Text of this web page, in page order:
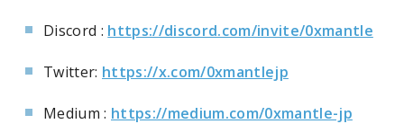
Discord : https://discord.com/invite/0xmantle
Twitter: https://x.com/0xmantlejp
Medium : https://medium.com/0xmantle-jp